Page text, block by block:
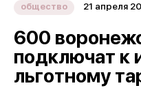
общество 21 апреля
600
подключат к
льготному